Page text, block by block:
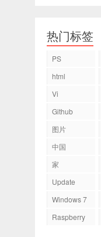
热门标签
PS
html
Vi
Github
图片
中国
家
Update
Windows 7
Raspberry